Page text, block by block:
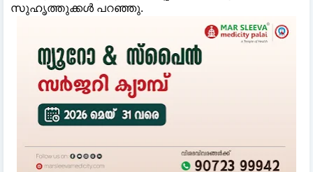
സുഹൃത്തുക്കൾ പറഞ്ഞു.